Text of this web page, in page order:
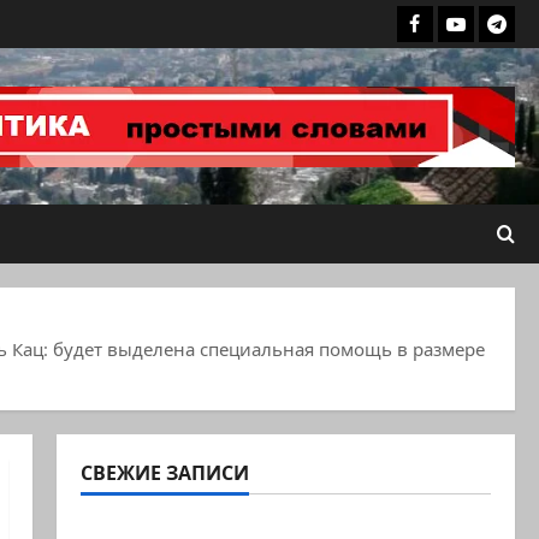
Facebook
группа
Youtube
Кац: будет выделена специальная помощь в размере
СВЕЖИЕ ЗАПИСИ